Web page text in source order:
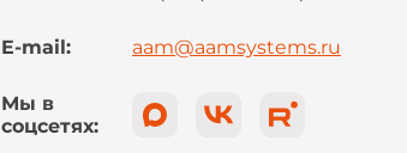
E-mail: aam@aamsystems.ru
Мы в
соцсетях: